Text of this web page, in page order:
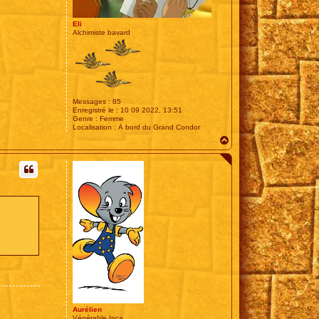
Eli
Alchimiste bavard
Messages : 85
Enregistré le : 10 09 2022, 13:51
Genre : Femme
Localisation : À bord du Grand Condor
a
u
Aurélien